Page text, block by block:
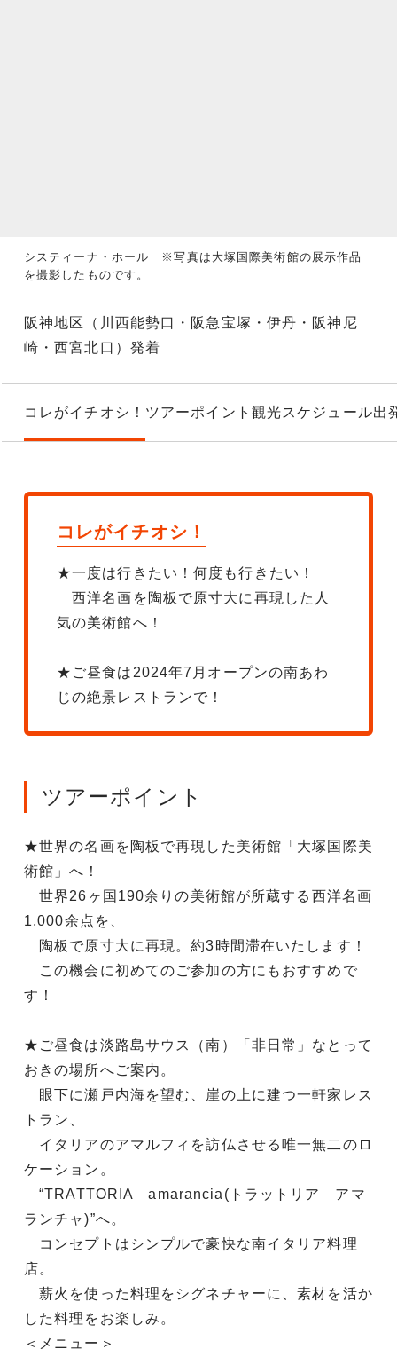
システィーナ・ホール ※写真は大塚国際美術館の展示作品
を撮影したものです。
阪神地区（川西能勢口・阪急宝塚・伊丹・阪神尼
崎・西宮北口）発着
コレがイチオシ！ ツアーポイント 観光スケジュール出
コレがイチオシ！
★一度は行きたい！何度も行きたい！
西洋名画を陶板で原寸大に再現した人
気の美術館へ！
★ご昼食は2024年7月オープンの南あわ
じの絶景レストランで！
ツアーポイント
★世界の名画を陶板で再現した美術館「大塚国際美
術館」へ！
世界26ヶ国190余りの美術館が所蔵する西洋名画
1,000余点を、
陶板で原寸大に再現。約3時間滞在いたします！
この機会に初めてのご参加の方にもおすすめで
す！
★ご昼食は淡路島サウス（南）「非日常」なとって
おきの場所へご案内。
眼下に瀬戸内海を望む、崖の上に建つ一軒家レス
トラン、
イタリアのアマルフィを訪仏させる唯一無二のロ
ケーション。
“TRATTORIA amarancia(トラットリア アマ
ランチャ)”へ。
コンセプトはシンプルで豪快な南イタリア料理
店。
薪火を使った料理をシグネチャーに、素材を活か
した料理をお楽しみ。
＜メニュー＞